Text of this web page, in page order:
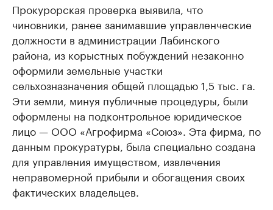
Прокурорская проверка выявила, что
чиновники, ранее занимавшие управленческие
должности в администрации Лабинского
района, из корыстных побуждений незаконно
оформили земельные участки
сельхозназначения общей площадью 1,5 тыс. га.
Эти земли, минуя публичные процедуры, были
оформлены на подконтрольное юридическое
лицо — ООО «Агрофирма «Союз». Эта фирма, по
данным прокуратуры, была специально создана
для управления имуществом, извлечения
неправомерной прибыли и обогащения своих
фактических владельцев.